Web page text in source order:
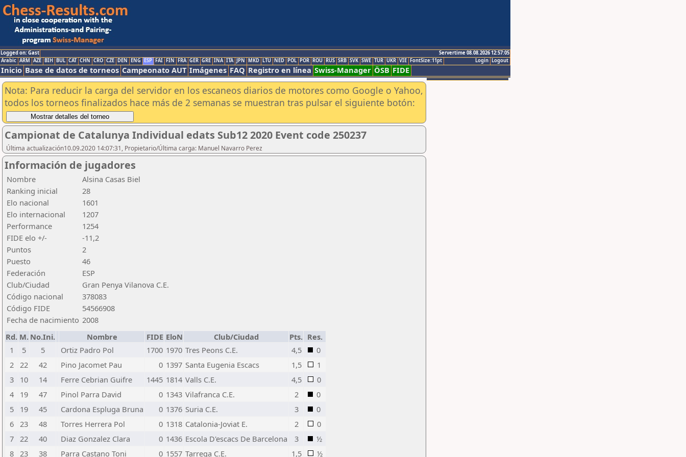
Logged on: Gast
Servertime 08.08.2026 12:57:05
Logout
Login
Arabic ARM AZE BIH BUL CAT CHN CRO CZE DEN ENG ESP FAI FIN FRA GER GRE INA ITA JPN MKD LTU NED POL POR ROU RUS SRB SVK SWE TUR UKR VIE FontSize:11pt
Inicio Base de datos de torneos Campeonato AUT Imágenes FAQ Registro en línea Swiss-Manager ÖSB FIDE
Nota: Para reducir la carga del servidor en los escaneos diarios de motores como Google o Yahoo,
todos los torneos finalizados hace más de 2 semanas se muestran tras pulsar el siguiente botón:
Campionat de Catalunya Individual edats Sub12 2020 Event code 250237
Última actualización10.09.2020 14:07:31, Propietario/Última carga: Manuel Navarro Perez
Información de jugadores
Nombre
Alsina Casas Biel
Ranking inicial
28
Elo nacional
1601
Elo internacional
1207
Performance
1254
FIDE elo +/-
-11,2
Puntos
2
Puesto
46
Federación
ESP
Club/Ciudad
Gran Penya Vilanova C.E.
Código nacional
378083
Código FIDE
54566908
Fecha de nacimiento 2008
Rd. M. No.Ini. Nombre FIDE EloN Club/Ciudad Pts. Res.
1
5 5 Ortiz Padro Pol 1700 1970 Tres Peons C.E. 4,5
0
2 22 42 Pino Jacomet Pau 0 1397 Santa Eugenia Escacs 1,5
1
3
10 14 Ferre Cebrian Guifre 1445 1814 Valls C.E. 4,5
0
4
19 47 Pinol Parra David 0 1343 Vilafranca C.E. 2
0
5
19 45 Cardona Espluga Bruna 0 1376 Suria C.E. 3
0
6 23 48 Torres Herrera Pol 0 1318 Catalonia-Joviat E. 2
0
7 22 40 Diaz Gonzalez Clara 0 1436 Escola D'escacs De Barcelona 3
½
8 23 38 Parra Castano Toni 0 1557 Tarrega C.E. 1,5 ½